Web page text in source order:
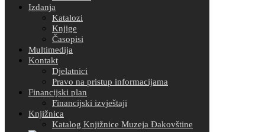
Izdanja
Katalozi
Knjige
Časopisi
Multimedija
Kontakt
Djelatnici
Pravo na pristup informacijama
Financijski plan
Financijski izvještaji
Knjižnica
Katalog Knjižnice Muzeja Đakovštine